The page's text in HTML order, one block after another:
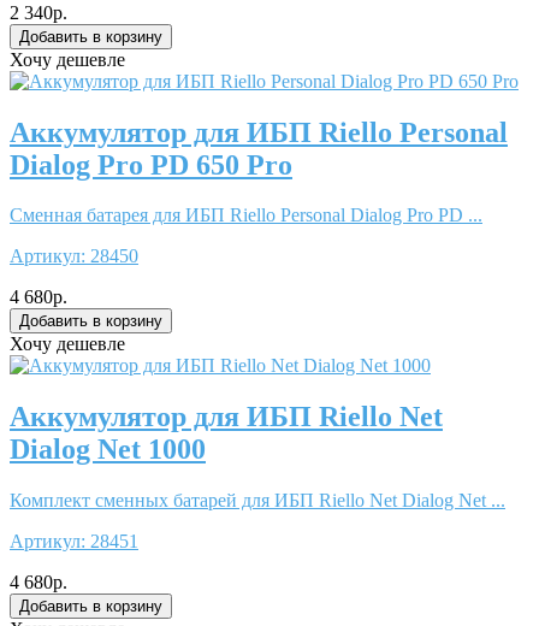
2 340р.
Хочу дешевле
Аккумулятор для ИБП Riello Personal
Dialog Pro PD 650 Pro
Сменная батарея для ИБП Riello Personal Dialog Pro PD ...
Артикул: 28450
4 680р.
Хочу дешевле
Аккумулятор для ИБП Riello Net
Dialog Net 1000
Комплект сменных батарей для ИБП Riello Net Dialog Net ...
Артикул: 28451
4 680р.